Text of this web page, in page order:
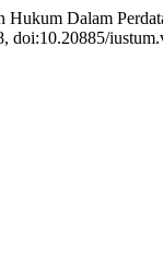
Dalam
doi:10.20885/